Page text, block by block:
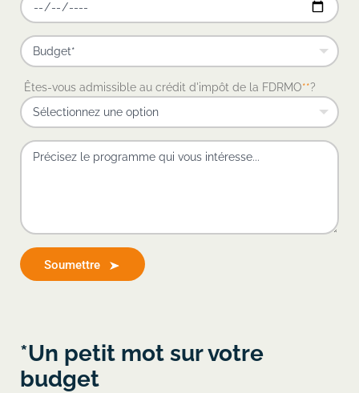
Êtes-vous admissible au crédit d'impôt de la FDRMO**?
Soumettre
*Un petit mot sur votre
budget